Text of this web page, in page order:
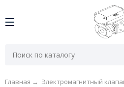
Главная → Электромагнитный